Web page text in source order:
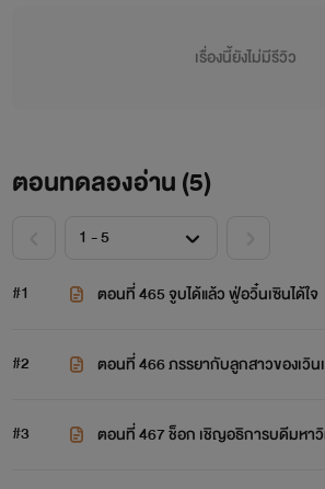
เรื่องนี้ยังไม่มีรีวิว
ตอนทดลองอ่าน (5)
#1 ตอนที่ 465 จูบได้แล้ว ฟู่อวิ๋นเซินได้ใจ
#2
ตอนที่ 466 ภรรยากับลูกสาวของเวิน
#3
ตอนที่ 467 ช็อก เชิญอธิการบดีมหา